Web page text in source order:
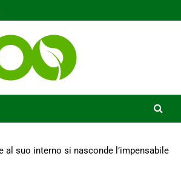
al suo interno si nasconde l’impensabile